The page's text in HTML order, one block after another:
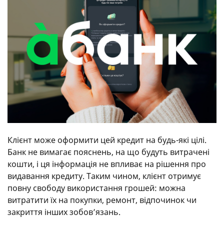
Клієнт може оформити цей кредит на будь-які цілі.
Банк не вимагає пояснень, на що будуть витрачені
кошти, і ця інформація не впливає на рішення про
видавання кредиту. Таким чином, клієнт отримує
повну свободу використання грошей: можна
витратити їх на покупки, ремонт, відпочинок чи
закриття інших зобов’язань.